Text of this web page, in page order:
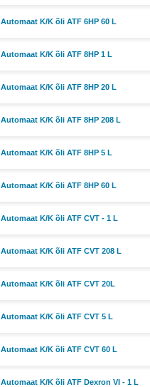
Automaat K/K õli ATF 6HP 60 L
Automaat K/K õli ATF 8HP 1 L
Automaat K/K õli ATF 8HP 20 L
Automaat K/K õli ATF 8HP 208 L
Automaat K/K õli ATF 8HP 5 L
Automaat K/K õli ATF 8HP 60 L
Automaat K/K õli ATF CVT - 1 L
Automaat K/K õli ATF CVT 208 L
Automaat K/K õli ATF CVT 20L
Automaat K/K õli ATF CVT 5 L
Automaat K/K õli ATF CVT 60 L
Automaat K/K õli ATF Dexron VI - 1 L